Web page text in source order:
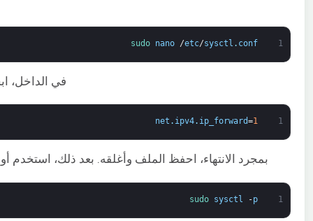
1
sudo nano /etc/sysctl . conf
في الداخل،
1
net . ipv4. ip_forward=1
بمجرد الانتهاء، احفظ الملف وأغلقه. بعد ذلك، استخدم
1
sudo sysctl -p